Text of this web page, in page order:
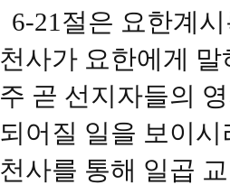
6-21절은 요한계
천사가 요한에게
주 곧 선지자들의
되어질 일을 보이
천사를 통해 일곱